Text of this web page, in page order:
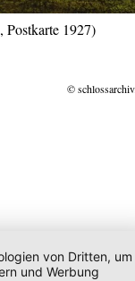
1927)
©
von Dritten, um
und Werbung